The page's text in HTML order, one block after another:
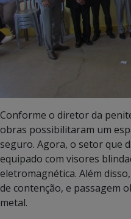
Conforme o diretor da
obras possibilitaram um
seguro. Agora, o setor que
equipado com visores
eletromagnética. Além
de contenção, e passagem
metal.